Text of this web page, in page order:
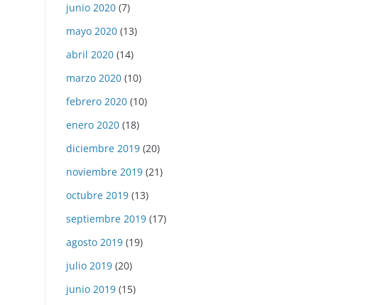
junio 2020 (7)
mayo 2020 (13)
abril 2020 (14)
marzo 2020 (10)
febrero 2020 (10)
enero 2020 (18)
diciembre 2019 (20)
noviembre 2019 (21)
octubre 2019 (13)
septiembre 2019 (17)
agosto 2019 (19)
julio 2019 (20)
junio 2019 (15)